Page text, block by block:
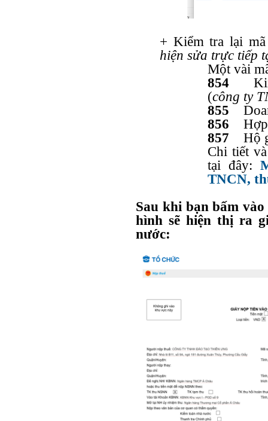
+ Kiểm tra lại
hiện sửa trực tiếp
Một vài
854
(công ty
855
856 Hợp
857 Hộ
Chi tiết
tại đây:
TNCN,
Sau khi bạn bấm
hình sẽ hiện thị ra
nước: